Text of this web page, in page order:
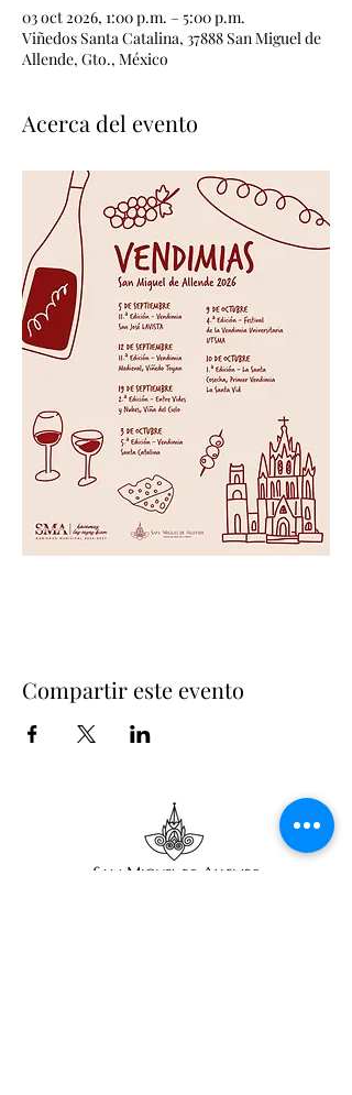
03 oct 2026, 1:00 p.m. – 5:00 p.m.
Viñedos Santa Catalina, 37888 San Miguel de
Allende, Gto., México
Acerca del evento
Compartir este evento